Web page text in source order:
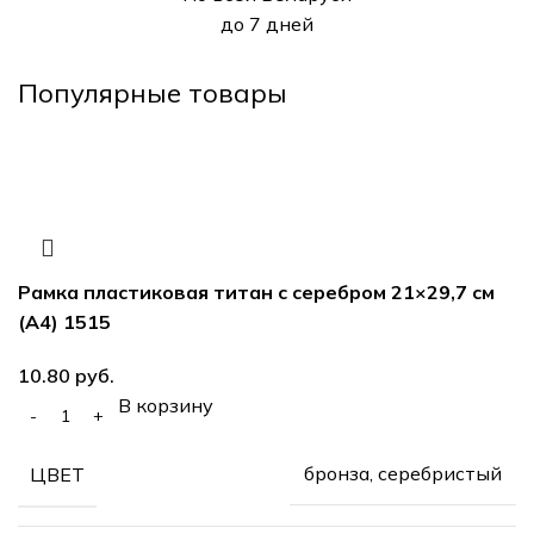
до 7 дней
Популярные товары
Рамка пластиковая титан с серебром 21×29,7 см
(А4) 1515
руб.
В корзину
ЦВЕТ бронза, серебристый